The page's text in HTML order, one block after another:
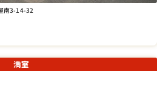
南3-14-32
満室